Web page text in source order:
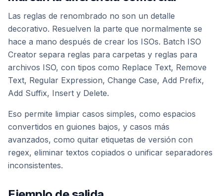
Las reglas de renombrado no son un detalle
decorativo. Resuelven la parte que normalmente se
hace a mano después de crear los ISOs. Batch ISO
Creator separa reglas para carpetas y reglas para
archivos ISO, con tipos como Replace Text, Remove
Text, Regular Expression, Change Case, Add Prefix,
Add Suffix, Insert y Delete.
Eso permite limpiar casos simples, como espacios
convertidos en guiones bajos, y casos más
avanzados, como quitar etiquetas de versión con
regex, eliminar textos copiados o unificar separadores
inconsistentes.